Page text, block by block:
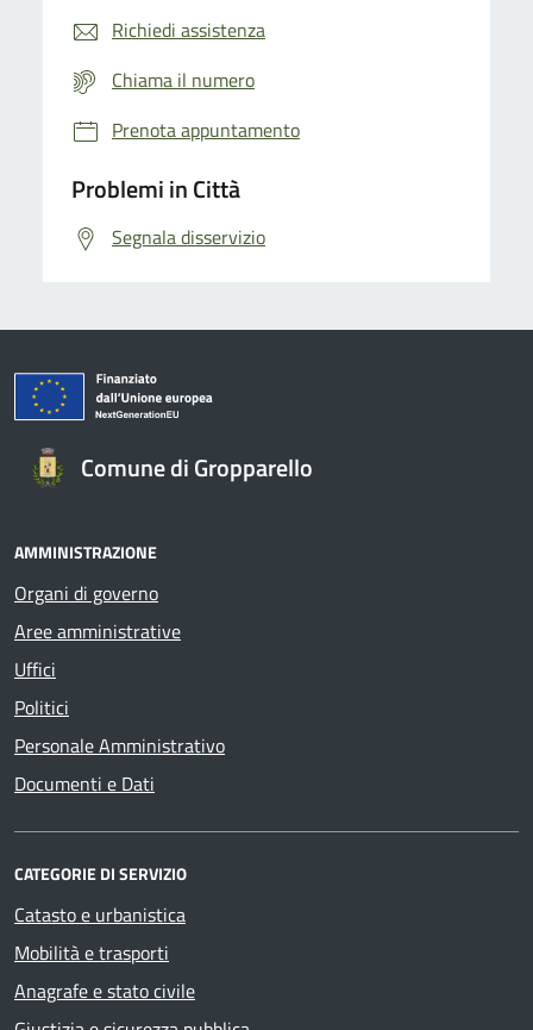
Richiedi assistenza
Chiama il numero
Prenota appuntamento
Problemi in Città
Segnala disservizio
Comune di Gropparello
AMMINISTRAZIONE
Organi di governo
Aree amministrative
Uffici
Politici
Personale Amministrativo
Documenti e Dati
CATEGORIE DI SERVIZIO
Catasto e urbanistica
Mobilità e trasporti
Anagrafe e stato civile